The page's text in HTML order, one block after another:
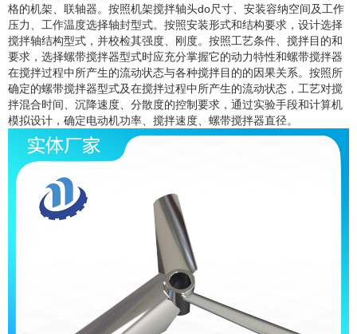
格的机架、联轴器。按照机架搅拌轴头do尺寸、安装容纳空间及工作
压力、工作温度选择轴封型式。按照安装形式和结构要求，设计选择
搅拌轴结构型式，并校检其强度、刚度。按照工艺条件、搅拌目的和
要求，选择螺带搅拌器型式时应充分掌握它的动力特性和螺带搅拌器
在搅拌过程中所产生的流动状态与各种搅拌目的的因果关系。按照所
确定的螺带搅拌器型式及在搅拌过程中所产生的流动状态，工艺对搅
拌混合时间、沉降速度、分散度的控制要求，通过实验手段和计算机
模拟设计，确定电动机功率、搅拌速度、螺带搅拌器直径。